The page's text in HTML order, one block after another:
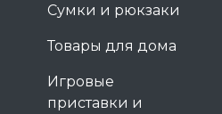
Сумки и рюкзаки
Товары для дома
Игровые
приставки и